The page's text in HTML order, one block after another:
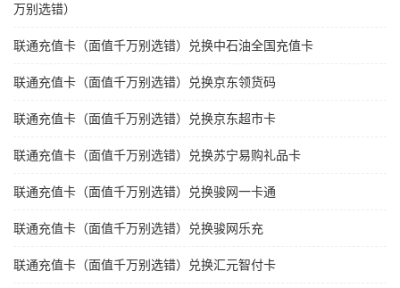
万别选错）
联通充值卡（面值千万别选错）兑换中石油全国充值卡
联通充值卡（面值千万别选错）兑换京东领货码
联通充值卡（面值千万别选错）兑换京东超市卡
联通充值卡（面值千万别选错）兑换苏宁易购礼品卡
联通充值卡（面值千万别选错）兑换骏网一卡通
联通充值卡（面值千万别选错）兑换骏网乐充
联通充值卡（面值千万别选错）兑换汇元智付卡